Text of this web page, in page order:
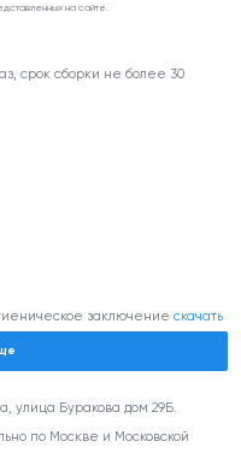
на сайте.
срок сборки не более 30
заключение скачать
улица Буракова дом 29Б.
по Москве и Московской